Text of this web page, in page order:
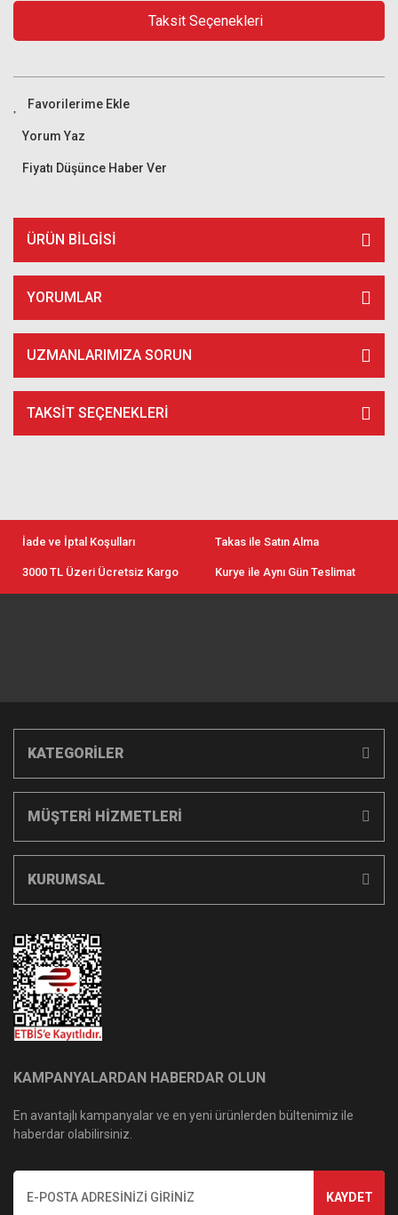
Taksit Seçenekleri
Yorum Yaz
Fiyatı Düşünce Haber Ver
ÜRÜN BILGISI
YORUMLAR
UZMANLARIMIZA SORUN
TAKSIT SEÇENEKLERI
İade ve İptal Koşulları Takas ile Satın Alma
3000 TL Üzeri Ücretsiz Kargo Kurye ile Aynı Gün Teslimat
KATEGORİLER
MÜŞTERİ HİZMETLERİ
KURUMSAL
KAMPANYALARDAN HABERDAR OLUN
En avantajlı kampanyalar ve en yeni ürünlerden bültenimiz ile
haberdar olabilirsiniz.
KAYDET